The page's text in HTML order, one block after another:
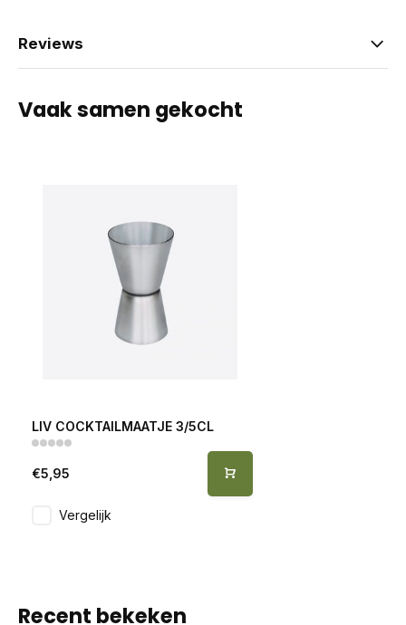
Reviews
Vaak samen gekocht
LIV COCKTAILMAATJE 3/5CL
€5,95
Vergelijk
Recent bekeken